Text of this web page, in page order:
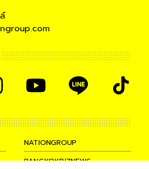
NATIONGROUP
BANGKOKBIZNEWS